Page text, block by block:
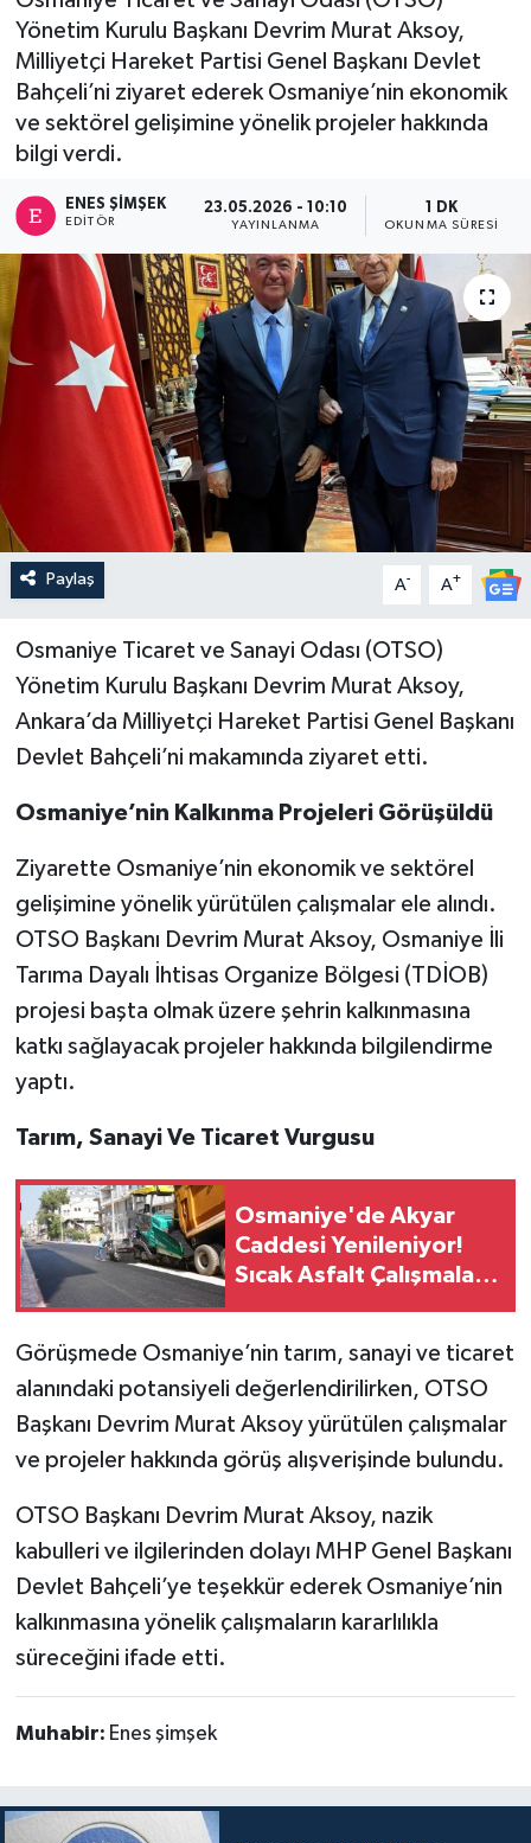
Yönetim Kurulu Başkanı Devrim Murat Aksoy,
Milliyetçi Hareket Partisi Genel Başkanı Devlet
Bahçeli’ni ziyaret ederek Osmaniye’nin ekonomik
ve sektörel gelişimine yönelik projeler hakkında
bilgi verdi.
ENES ŞIMŞEK
EDITÖR
23.05.2026 - 10:10
YAYINLANMA
1 DK
OKUNMA SÜRESI
Paylaş A- A+
Osmaniye Ticaret ve Sanayi Odası (OTSO)
Yönetim Kurulu Başkanı Devrim Murat Aksoy,
Ankara’da Milliyetçi Hareket Partisi Genel Başkanı
Devlet Bahçeli’ni makamında ziyaret etti.
Osmaniye’nin Kalkınma Projeleri Görüşüldü
Ziyarette Osmaniye’nin ekonomik ve sektörel
gelişimine yönelik yürütülen çalışmalar ele alındı.
OTSO Başkanı Devrim Murat Aksoy, Osmaniye İli
Tarıma Dayalı İhtisas Organize Bölgesi (TDİOB)
projesi başta olmak üzere şehrin kalkınmasına
katkı sağlayacak projeler hakkında bilgilendirme
yaptı.
Tarım, Sanayi Ve Ticaret Vurgusu
Osmaniye'de Akyar
Caddesi Yenileniyor!
Sıcak Asfalt Çalışmaları
Görüşmede Osmaniye’nin tarım, sanayi ve ticaret
alanındaki potansiyeli değerlendirilirken, OTSO
Başkanı Devrim Murat Aksoy yürütülen çalışmalar
ve projeler hakkında görüş alışverişinde bulundu.
OTSO Başkanı Devrim Murat Aksoy, nazik
kabulleri ve ilgilerinden dolayı MHP Genel Başkanı
Devlet Bahçeli’ye teşekkür ederek Osmaniye’nin
kalkınmasına yönelik çalışmaların kararlılıkla
süreceğini ifade etti.
Muhabir: Enes şimşek